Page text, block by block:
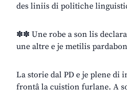
des liniis di politiche
✽✽ Une robe a son lis
une altre e je metilis
La storie dal PD e je plene di
frontâ la cuistion furlane. A